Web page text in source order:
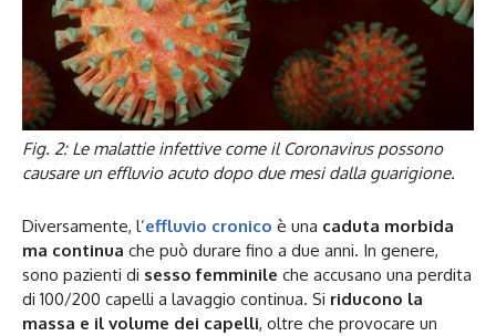
Fig. 2: Le malattie infettive come il Coronavirus possono
causare un effluvio acuto dopo due mesi dalla guarigione.
Diversamente, l’effluvio cronico è una caduta morbida
ma continua che può durare fino a due anni. In genere,
sono pazienti di sesso femminile che accusano una perdita
di 100/200 capelli a lavaggio continua. Si riducono la
massa e il volume dei capelli, oltre che provocare un